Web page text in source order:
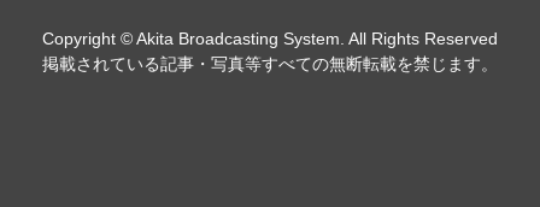
Copyright © Akita Broadcasting System. All Rights Reserved
掲載されている記事・写真等すべての無断転載を禁じます。